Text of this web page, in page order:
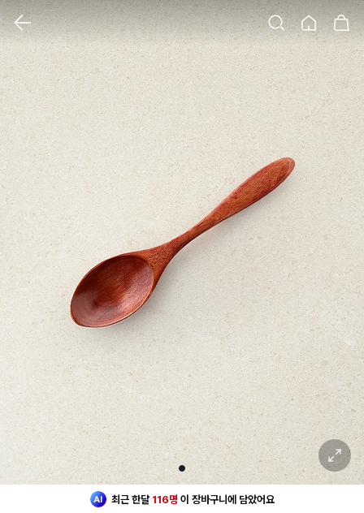
검색 홈 장바구니
클릭 시 이미지 확대 보기 팝업 열림
1
확대 보기
최근 한달 116명 이 장바구니에 담았어요